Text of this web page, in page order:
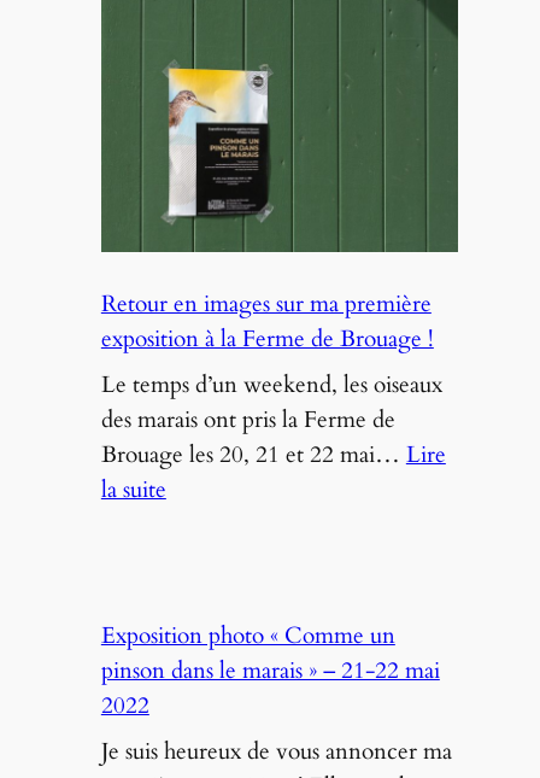
–
L’Islande
Retour en images sur ma première
exposition à la Ferme de Brouage !
Le temps d’un weekend, les oiseaux
des marais ont pris la Ferme de
Brouage les 20, 21 et 22 mai… Lire
la suite:
sur
ma
exposition
à
Exposition photo « Comme un
pinson dans le marais » – 21-22 mai
2022
Je suis heureux de vous annoncer ma